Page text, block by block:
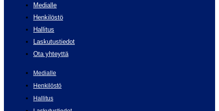
Medialle
Henkilöstö
Hallitus
Laskutustiedot
Ota yhteyttä
Medialle
Henkilöstö
Hallitus